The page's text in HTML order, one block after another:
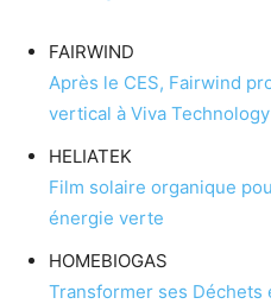
FAIRWIND
Après le CES, Fairwind
vertical à Viva Technology
HELIATEK
Film solaire organique
énergie verte
HOMEBIOGAS
Transformer ses Déchets